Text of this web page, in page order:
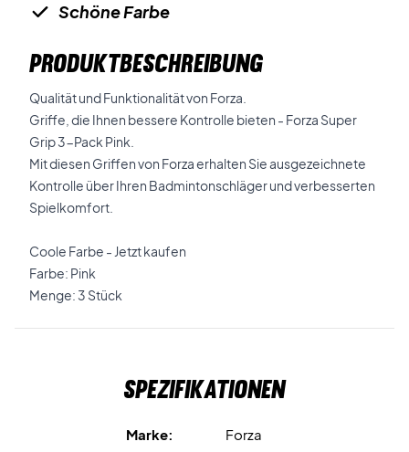
Schöne Farbe
PRODUKTBESCHREIBUNG
Qualität und Funktionalität von Forza.
Griffe, die Ihnen bessere Kontrolle bieten - Forza Super
Grip 3-Pack Pink.
Mit diesen Griffen von Forza erhalten Sie ausgezeichnete
Kontrolle über Ihren Badmintonschläger und verbesserten
Spielkomfort.
Coole Farbe - Jetzt kaufen
Farbe: Pink
Menge: 3 Stück
Spezifikationen
Marke:
Forza